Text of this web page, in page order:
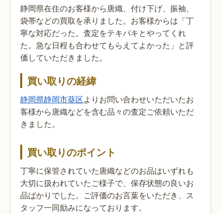
静岡県在住のお客様から唐織、付け下げ、振袖、
袋帯などの買取を承りました。お客様からは「丁
寧な対応だった。査定をテキパキとやってくれ
た。急な日程も合わせてもらえてよかった」と評
価していただきました。
買い取りの経緯
静岡県静岡市葵区よりお問い合わせいただいたお
客様から唐織などを含む品々の査定ご依頼いただ
きました。
買い取りのポイント
丁寧に保管されていた唐織などのお品はいずれも
大切に扱われていたご様子で、保存状態の良いお
品ばかりでした。ご評価のお言葉をいただき、ス
タッフ一同励みになっております。